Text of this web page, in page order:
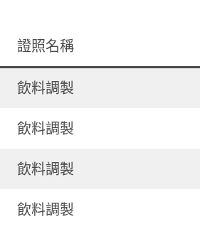
證照名稱
飲料調製
飲料調製
飲料調製
飲料調製